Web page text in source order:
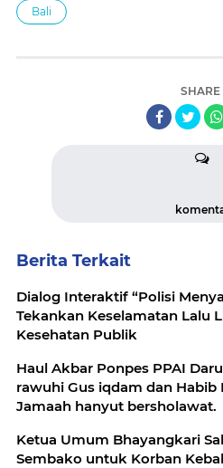
Bali
SHARE
Berita Terkait
Dialog Interaktif “Polisi
Tekankan Keselamatan Lalu
Kesehatan Publik
Haul Akbar Ponpes PPAI
rawuhi Gus iqdam dan Habib
Jamaah hanyut bersholawat.
Ketua Umum Bhayangkari
Sembako untuk Korban